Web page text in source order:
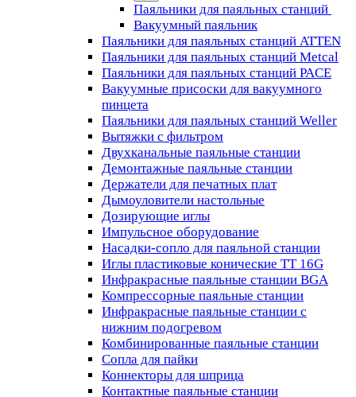
Паяльники для паяльных станций
Вакуумный паяльник
Паяльники для паяльных станций ATTEN
Паяльники для паяльных станций Metcal
Паяльники для паяльных станций PACE
Вакуумные присоски для вакуумного
пинцета
Паяльники для паяльных станций Weller
Вытяжки с фильтром
Двухканальные паяльные станции
Демонтажные паяльные станции
Держатели для печатных плат
Дымоуловители настольные
Дозирующие иглы
Импульсное оборудование
Насадки-сопло для паяльной станции
Иглы пластиковые конические TT 16G
Инфракрасные паяльные станции BGA
Компрессорные паяльные станции
Инфракрасные паяльные станции с
нижним подогревом
Комбинированные паяльные станции
Сопла для пайки
Коннекторы для шприца
Контактные паяльные станции